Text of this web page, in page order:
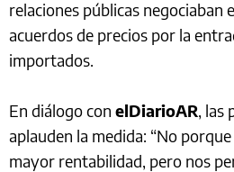
relaciones públicas negociaban
acuerdos de precios por la
importados.
En diálogo con elDiarioAR, las
aplauden la medida: “No
mayor rentabilidad, pero nos